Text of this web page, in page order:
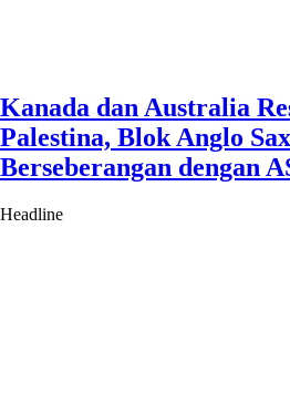
Kanada dan Australia
Palestina, Blok Anglo
Berseberangan dengan
Headline